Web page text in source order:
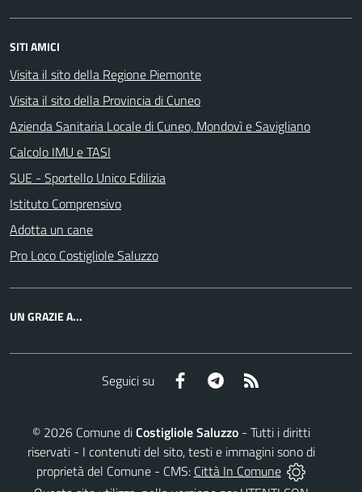
SITI AMICI
Visita il sito della Regione Piemonte
Visita il sito della Provincia di Cuneo
Azienda Sanitaria Locale di Cuneo, Mondovì e Savigliano
Calcolo IMU e TASI
SUE - Sportello Unico Edilizia
Istituto Comprensivo
Adotta un cane
Pro Loco Costigliole Saluzzo
UN GRAZIE A...
Seguici su Facebook Telegram
© 2026 Comune diCostigliole Saluzzo - Tutti i diritti
riservati - I contenuti del sito, testi e immagini sono di
proprietà del Comune - CMS: Città In Comune